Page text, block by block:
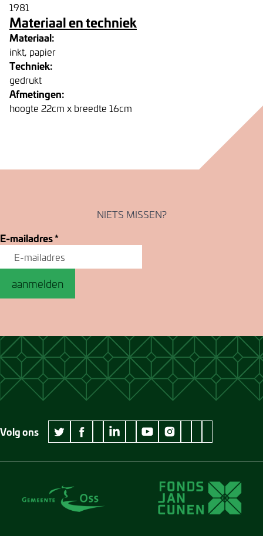
1981
Materiaal en techniek
Materiaal:
inkt, papier
Techniek:
gedrukt
Afmetingen:
hoogte 22cm x breedte 16cm
NIETS MISSEN?
E-mailadres*
aanmelden
Volg ons
twitter Museum Jan Cunen
facebook Museum Jan Cunen
wikipedia Museum Jan Cunen
linkedin Museum Jan Cunen
googleplus Museum Jan Cunen
youtube Museum Jan Cunen
instagram Museum